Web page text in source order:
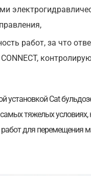
работ, за что
установкой Cat
тяжелых условиях,
для перемещения